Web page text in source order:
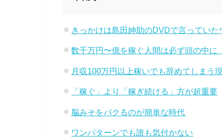
きっかけは島田紳助のDVDで言ってい
数千万円〜億を稼ぐ人間は必ず頭の中に
月収100万円以上稼いでも辞めてしまう
「稼ぐ」より「稼ぎ続ける」方が超重要
脳みそをパクるのが簡単な時代
ワンパターンでも誰も気付かない